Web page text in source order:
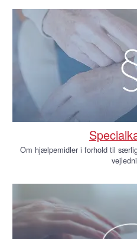
Om hjælpemidler i forhold til